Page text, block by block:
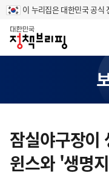
이 누리집은 대한민국 공식
홈
텐
츠
영
잠실야구장이
윈스와 '생명